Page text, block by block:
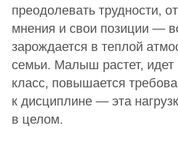
преодолевать трудности,
мнения и свои позиции —
зарождается в теплой
семьи. Малыш растет, идет
класс, повышается
к дисциплине — эта
в целом.